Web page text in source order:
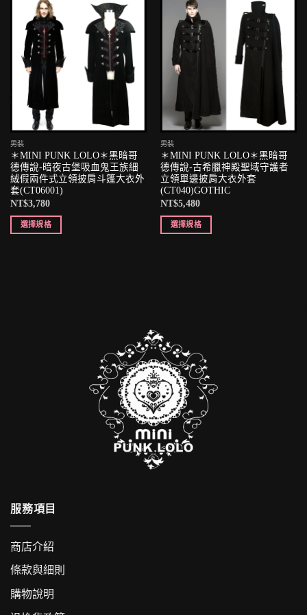
男裝
＊MINI PUNK LOLO＊黑暗哥
德傳說-暗夜古堡吸血鬼王族細
絨假兩件式立領披肩斗篷大衣外
套(CT06001)
NT$3,780
選擇規格
男裝
＊MINI PUNK LOLO＊黑暗哥
德傳說-古希臘神殿聖域守護者
立領單邊披肩大衣外套
(CT040)GOTHIC
NT$5,480
選擇規格
服務項目
商店介紹
條款與細則
購物說明